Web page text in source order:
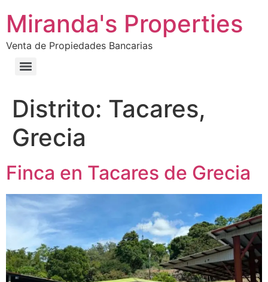
Miranda's Properties
Venta de Propiedades Bancarias
Distrito: Tacares,
Grecia
Finca en Tacares de Grecia